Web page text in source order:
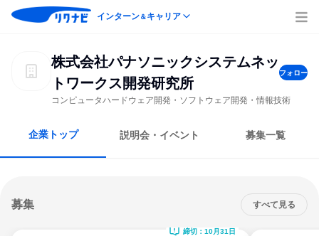
インターン＆キャリア
株式会社パナソニックシステムネッ
トワークス開発研究所
フォロー
コンピュータハードウェア開発・ソフトウェア開発・情報技術
企業トップ 説明会・イベント 募集一覧
募集 すべて見る
締切：10月31日